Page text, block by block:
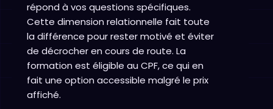
répond à vos questions spécifiques.
Cette dimension relationnelle fait toute
la différence pour rester motivé et éviter
de décrocher en cours de route. La
formation est éligible au CPF, ce qui en
fait une option accessible malgré le prix
affiché.